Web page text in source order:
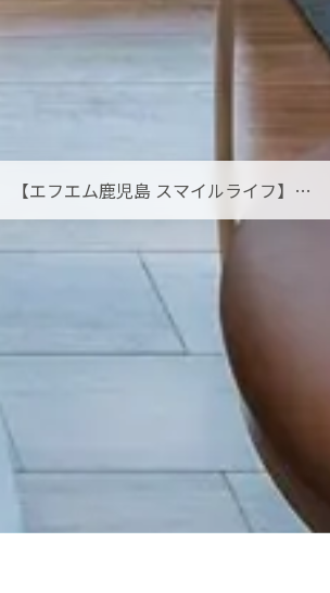
【エフエム鹿児島 スマイルライフ】オーラルフレイルとは？お口の小さな衰えを見逃さないために